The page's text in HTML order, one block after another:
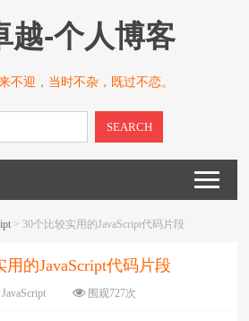
越-个人博客
不迎，当时不杂，既过不恋。
SEARCH
> 30个比较实用的JavaScript代码片段
用的JavaScript代码片段
JavaScript 围观727次